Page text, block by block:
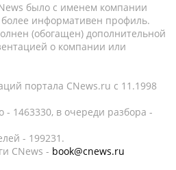
было с именем компании
более информативен профиль.
(обогащен) дополнительной
о компании или
портала CNews.ru c 11.1998
1463330, в очереди разбора -
- 199231.
CNews - book@cnews.ru